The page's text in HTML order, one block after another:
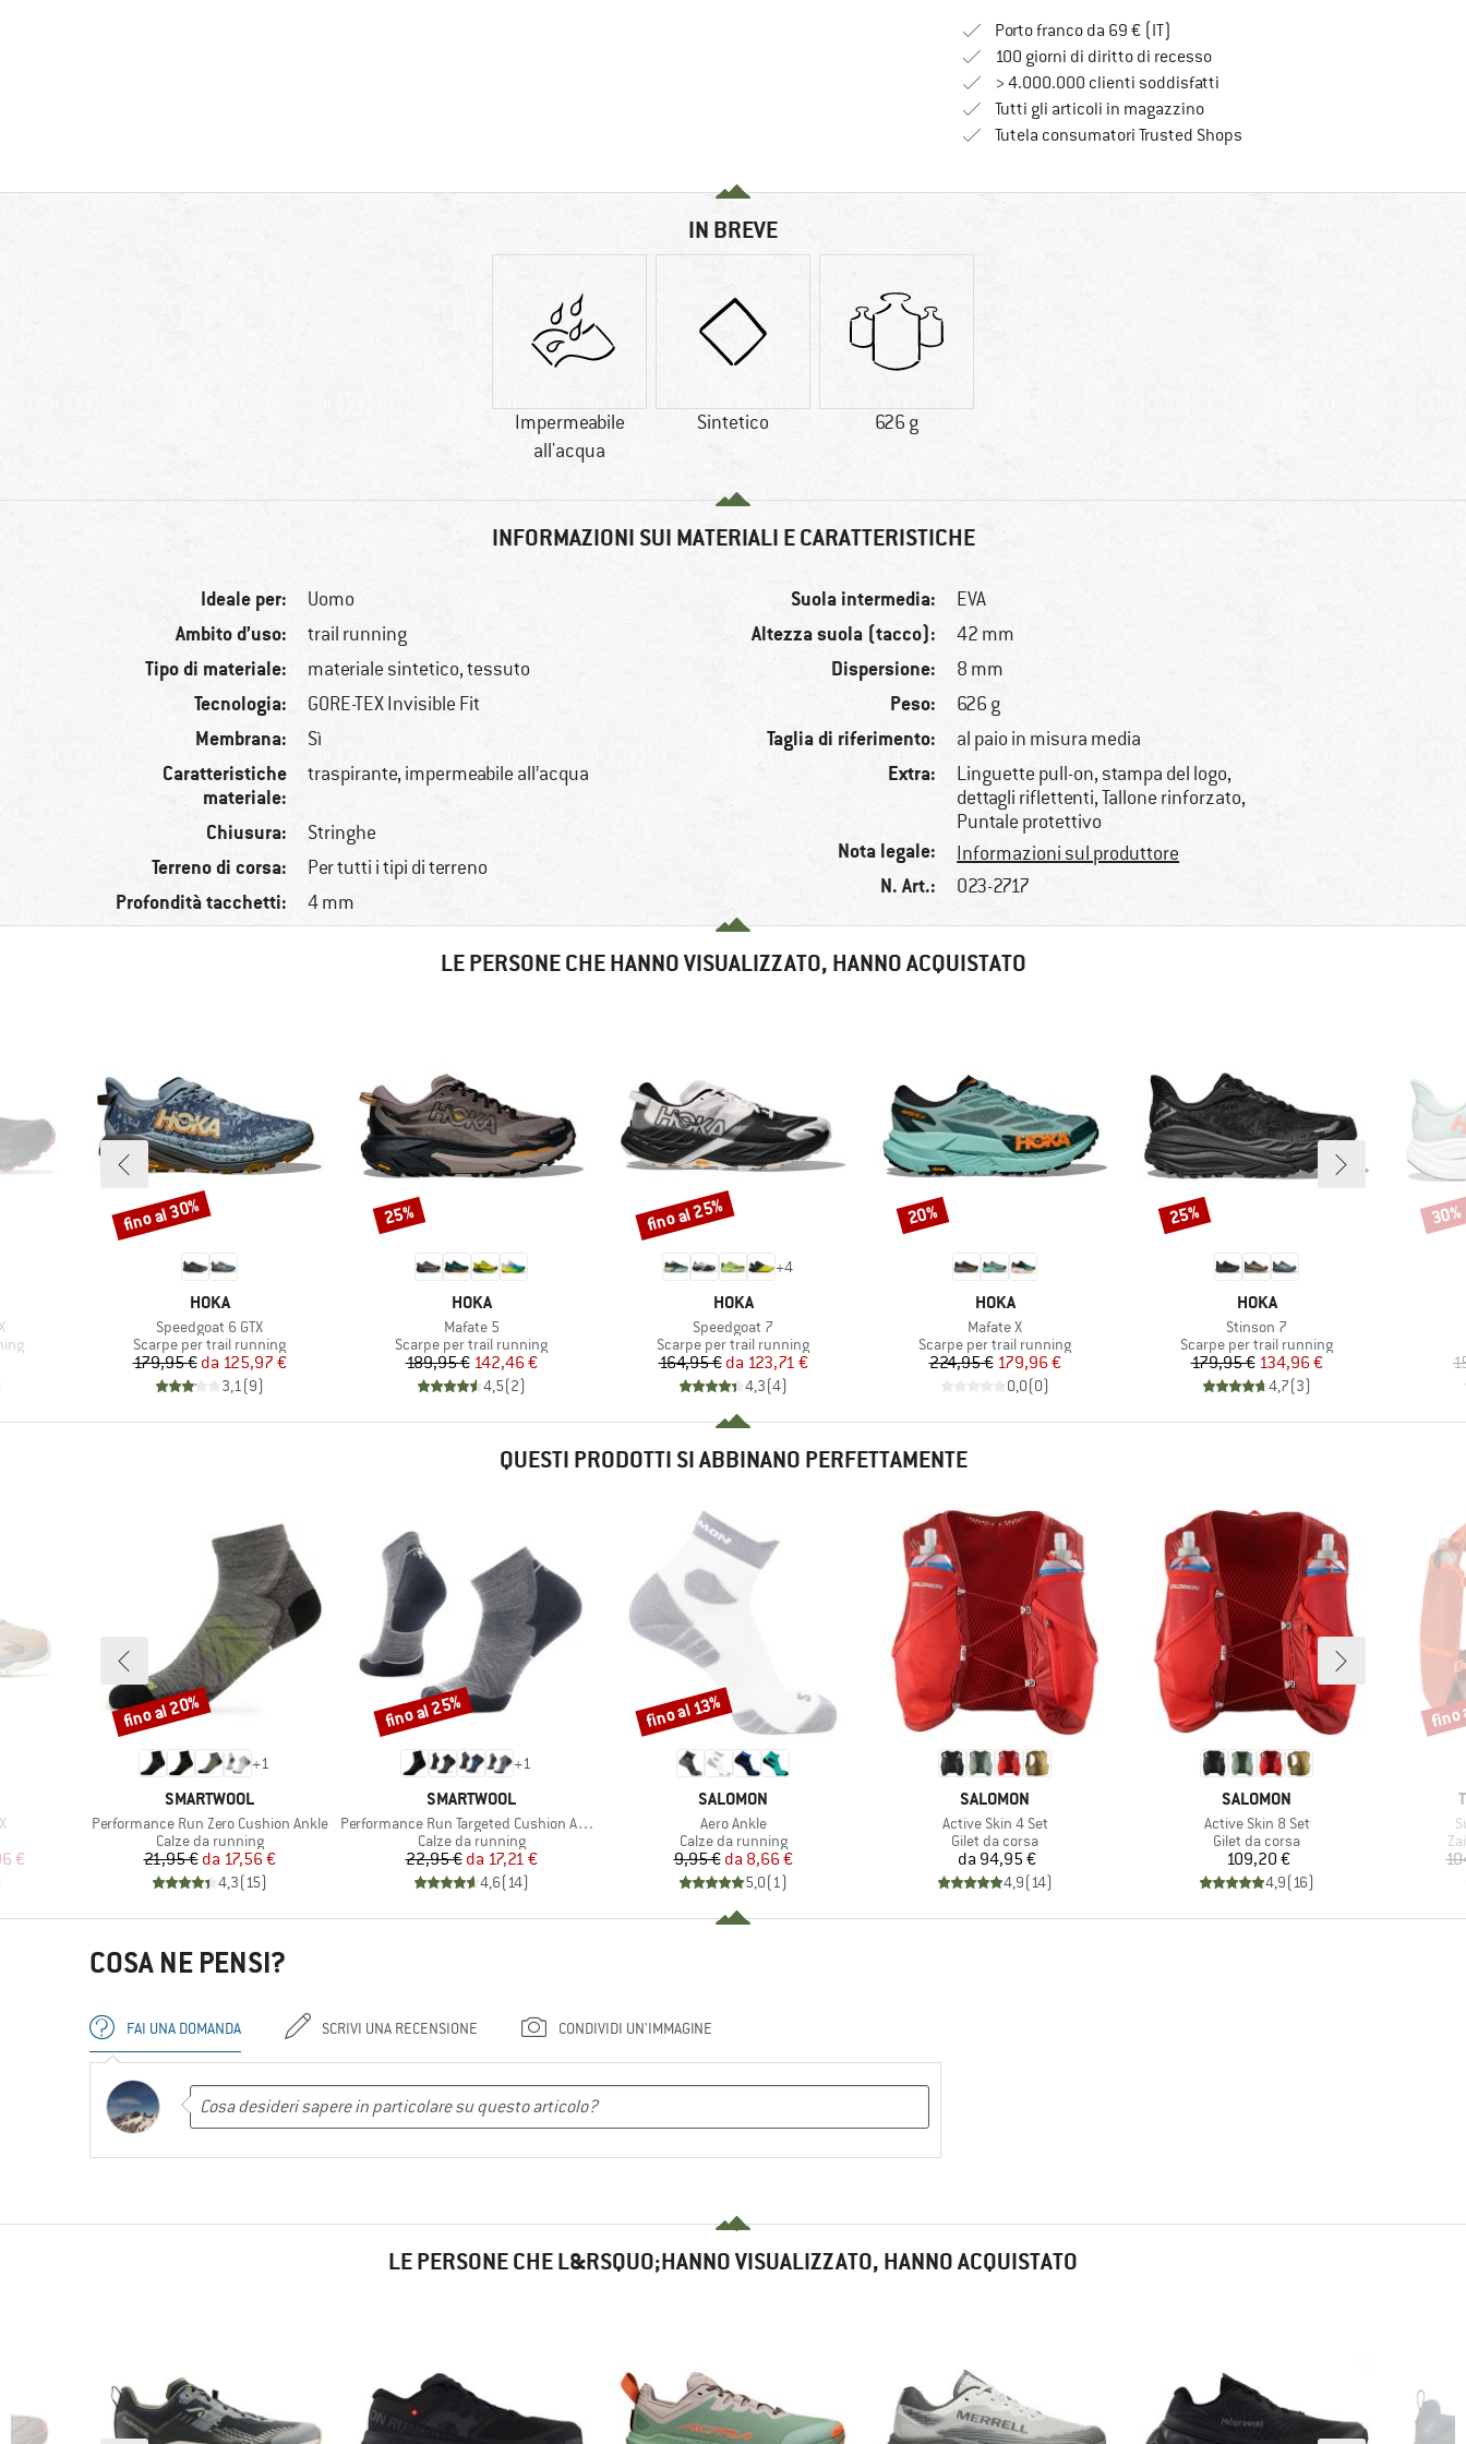
Porto franco da 69 € (IT)
100 giorni di diritto di recessoVai alla politica di recesso qui Si
> 4.000.000 clienti soddisfatti
Tutti gli articoli in magazzino
Tutela consumatori Trusted ShopsTrovi tutte le informazioni qui!
IN BREVE
Impermeabile
all'acqua
Sintetico 626 g
INFORMAZIONI SUI MATERIALI E CARATTERISTICHE
Ideale per: Uomo
Ambito d’uso: trail running
Tipo di materiale: materiale sintetico, tessuto
Tecnologia: GORE-TEX Invisible Fit
Membrana: Sì
Caratteristiche
materiale:
traspirante, impermeabile all’acqua
Chiusura: Stringhe
Terreno di corsa: Per tutti i tipi di terreno
Profondità tacchetti: 4 mm
Suola intermedia: EVA
Altezza suola (tacco): 42 mm
Dispersione: 8 mm
Peso: 626 g
Taglia di riferimento: al paio in misura media
Extra:
Linguette pull-on, stampa del logo,
dettagli riflettenti, Tallone rinforzato,
Puntale protettivo
Nota legale: Informazioni sul produttore
N. Art.: 023-2717
LE PERSONE CHE HANNO VISUALIZZATO, HANNO ACQUISTATO
MARCHIO
HOKA
Articolo
Speedgoat 6 GTX
Gruppo di prodotti
Scarpe per trail running
Prezzo
179,95 € Prezzo ridotto
da 125,97 €
3,1(9)
Sconto
fino al 30%
MARCHIO
HOKA
Articolo
Mafate 5
Gruppo di prodotti
Scarpe per trail running
Prezzo
189,95 €Prezzo ridotto
142,46 €
4,5(2)
Sconto
25%
+4
MARCHIO
HOKA
Articolo
Speedgoat 7
Gruppo di prodotti
Scarpe per trail running
Prezzo
164,95 € Prezzo ridotto
da 123,71 €
4,3(4)
Sconto
fino al 25%
MARCHIO
HOKA
Articolo
Mafate X
Gruppo di prodotti
Scarpe per trail running
Prezzo
224,95 €Prezzo ridotto
179,96 €
0,0(0)
Sconto
20%
MARCHIO
HOKA
Articolo
Stinson 7
Gruppo di prodotti
Scarpe per trail running
Prezzo
179,95 €Prezzo ridotto
134,96 €
4,7(3)
Sconto
25% 30%
QUESTI PRODOTTI SI ABBINANO PERFETTAMENTE
€
+1
MARCHIO
SMARTWOOL
Articolo
Performance Run Zero Cushion Ankle
Gruppo di prodotti
Calze da running
Prezzo
21,95 € Prezzo ridotto
da 17,56 €
4,3(15)
Sconto
fino al 20%
+1
MARCHIO
SMARTWOOL
Articolo
Performance Run Targeted Cushion Ankle
Gruppo di prodotti
Calze da running
Prezzo
22,95 € Prezzo ridotto
da 17,21 €
4,6(14)
Sconto
fino al 25%
MARCHIO
SALOMON
Articolo
Aero Ankle
Gruppo di prodotti
Calze da running
Prezzo
9,95 € Prezzo ridotto
da 8,66 €
5,0(1)
Sconto
fino al 13%
MARCHIO
SALOMON
Articolo
Active Skin 4 Set
Gruppo di prodotti
Gilet da corsa
Prezzo
da 94,95 €
4,9(14)
MARCHIO
SALOMON
Articolo
Active Skin 8 Set
Gruppo di prodotti
Gilet da corsa
Prezzo
109,20 €
4,9(16)
fino
COSA NE PENSI?
FAI UNA DOMANDA SCRIVI UNA RECENSIONE CONDIVIDI UN'IMMAGINE
LE PERSONE CHE L&RSQUO;HANNO VISUALIZZATO, HANNO ACQUISTATO